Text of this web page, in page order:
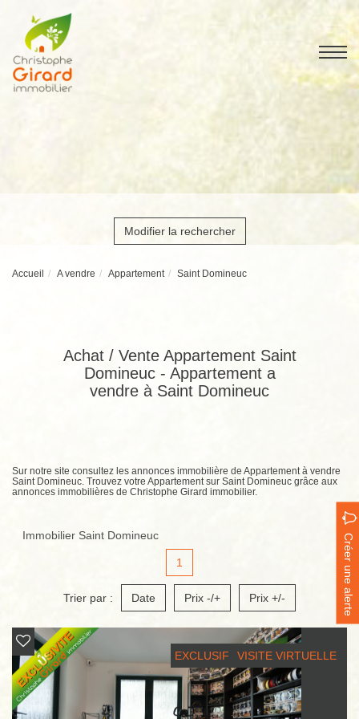
Modifier la rechercher
Accueil A vendre Appartement Saint Domineuc
Achat / Vente Appartement Saint
Domineuc - Appartement a
vendre à Saint Domineuc
Sur notre site consultez les annonces immobilière de Appartement à vendre
Saint Domineuc. Trouvez votre Appartement sur Saint Domineuc grâce aux
annonces immobilières de Christophe Girard immobilier.
Immobilier Saint Domineuc Créer une alerte
1
Trier par : Date Prix -/+ Prix +/-
EXCLUSIF VISITE VIRTUELLE